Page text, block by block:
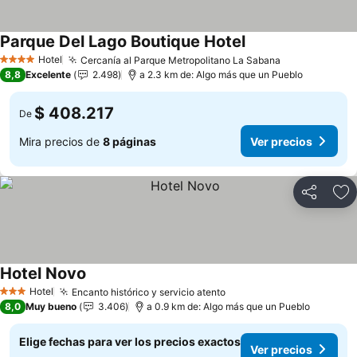
4 EstrellasHotel Cercanía al Parque Metropolitano La Sabana
Parque Del Lago Boutique Hotel
8,8 Excelente 2.498 a 2.3 km de: Algo más que un Pueblo
De $ 408.217
Mira precios de 8 páginas Ver precios
Compartir
3 Estrellas
Hotel Encanto histórico y servicio atento
Hotel Novo
8,0 Muy bueno 3.406 a 0.9 km de: Algo más que un Pueblo
Elige fechas para ver los precios exactos
Ver precios